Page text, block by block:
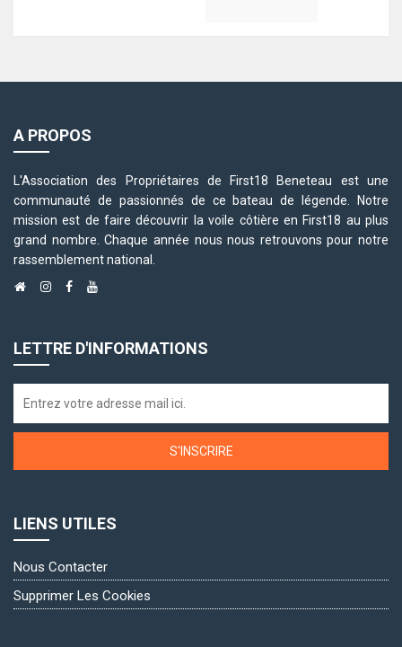
A PROPOS
L'Association des Propriétaires de First18 Beneteau est une
communauté de passionnés de ce bateau de légende. Notre
mission est de faire découvrir la voile côtière en First18 au plus
grand nombre. Chaque année nous nous retrouvons pour notre
rassemblement national.
LETTRE D'INFORMATIONS
S'INSCRIRE
LIENS UTILES
Nous Contacter
Supprimer Les Cookies